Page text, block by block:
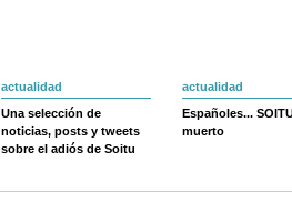
actualidad
Una selección de
noticias, posts y tweets
sobre el adiós de Soitu
actualidad
Españoles...
muerto